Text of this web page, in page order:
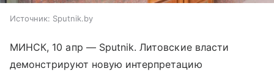
Источник: Sputnik.by
МИНСК, 10 апр — Sputnik. Литовские власти
демонстрируют новую интерпретацию